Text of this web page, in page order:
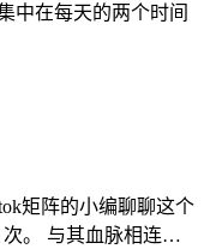
中在每天的两个时间
矩阵的小编聊聊这个
次。 与其血脉相连…